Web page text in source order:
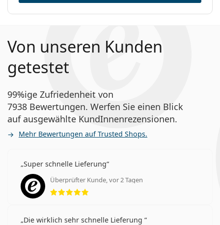
Von unseren Kunden
getestet
99%ige Zufriedenheit von
7938 Bewertungen. Werfen Sie einen Blick
auf ausgewählte KundInnenrezensionen.
Mehr Bewertungen auf Trusted Shops.
Super schnelle Lieferung
Überprüfter Kunde, vor 2 Tagen
Bewertung 5 aus 5
Die wirklich sehr schnelle Lieferung